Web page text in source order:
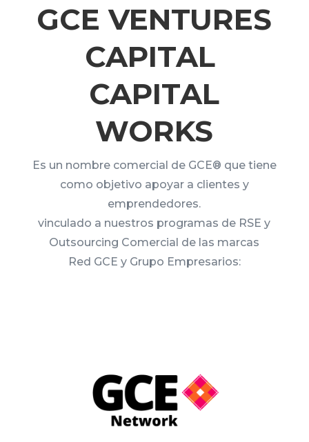
GCE VENTURES
CAPITAL
CAPITAL
WORKS
Es un nombre comercial de GCE® que tiene
como objetivo apoyar a clientes y
emprendedores.
vinculado a nuestros programas de RSE y
Outsourcing Comercial de las marcas
Red GCE y Grupo Empresarios: